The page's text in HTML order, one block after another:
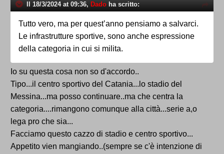
Il 18/3/2024 at 09:36, Dado ha scritto:
Tutto vero, ma per quest’anno pensiamo a salvarci.
Le infrastrutture sportive, sono anche espressione
della categoria in cui si milita.
Io su questa cosa non so d'accordo..
Tipo...il centro sportivo del Catania...lo stadio del
Messina...ma posso continuare..ma che centra la
categoria....rimangono comunque alla città...serie a,o
lega pro che sia...
Facciamo questo cazzo di stadio e centro sportivo...
Appetito vien mangiando..(sempre se c'è intenzione di